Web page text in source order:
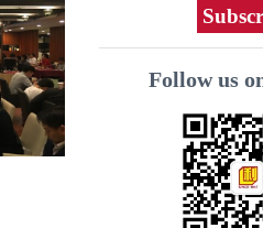
Follow us